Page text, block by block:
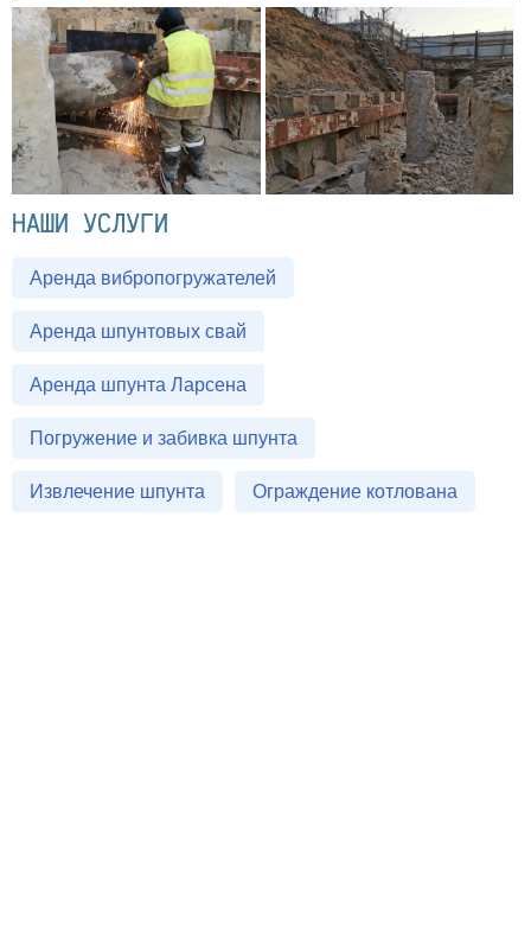
НАШИ УСЛУГИ
Аренда вибропогружателей
Аренда шпунтовых свай
Аренда шпунта Ларсена
Погружение и забивка шпунта
Извлечение шпунта Ограждение котлована